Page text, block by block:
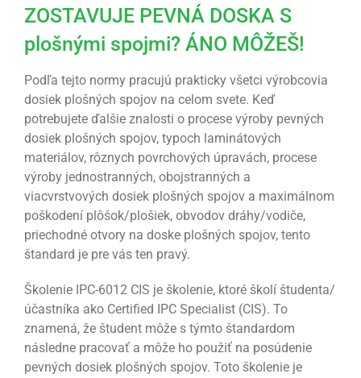
ZOSTAVUJE PEVNÁ DOSKA S
plošnými spojmi? ÁNO MÔŽEŠ!
Podľa tejto normy pracujú prakticky všetci výrobcovia
dosiek plošných spojov na celom svete. Keď
potrebujete ďalšie znalosti o procese výroby pevných
dosiek plošných spojov, typoch laminátových
materiálov, rôznych povrchových úpravách, procese
výroby jednostranných, obojstranných a
viacvrstvových dosiek plošných spojov a maximálnom
poškodení plôšok/plošiek, obvodov dráhy/vodiče,
priechodné otvory na doske plošných spojov, tento
štandard je pre vás ten pravý.
Školenie IPC-6012 CIS je školenie, ktoré školí študenta/
účastníka ako Certified IPC Specialist (CIS). To
znamená, že študent môže s týmto štandardom
následne pracovať a môže ho použiť na posúdenie
pevných dosiek plošných spojov. Toto školenie je